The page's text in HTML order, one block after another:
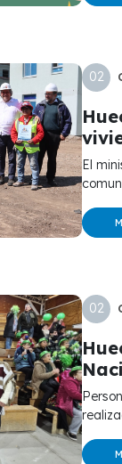
02
El ministro de Vivienda y Urbanismo, Carlos Montes, destacó que la
02
Personas mayores representaron a la comuna en el encuentro